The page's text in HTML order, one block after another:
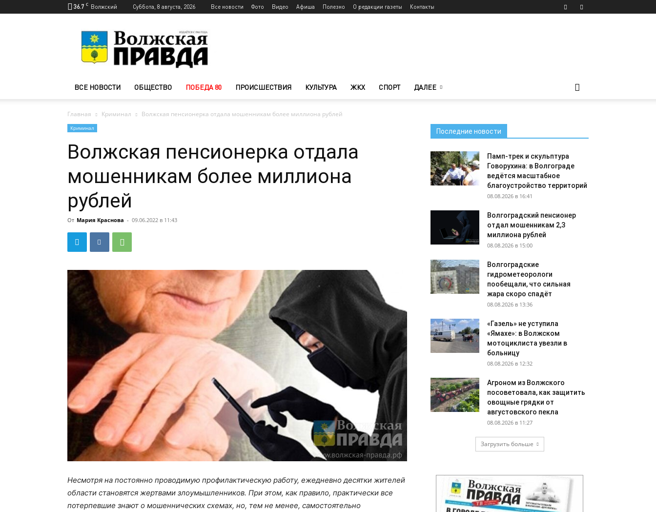
36.7 C Волжский Суббота, 8 августа, 2026 Все новости Фото Видео Афиша Полезно О редакции газеты Контакты
Волжского
—
Волжская
ВСЕ НОВОСТИ ОБЩЕСТВО ПОБЕДА 80 ПРОИСШЕСТВИЯ КУЛЬТУРА ЖКХ СПОРТ ДАЛЕЕ
Главная Криминал Волжская пенсионерка отдала мошенникам более миллиона рублей
Криминал
Волжская пенсионерка отдала
мошенникам более миллиона
рублей
От Мария Краснова - 09.06.2022 в 11:43
Несмотря на постоянно проводимую профилактическую работу, ежедневно десятки жителей
области становятся жертвами злоумышленников. При этом, как правило, практически все
потерпевшие знают о мошеннических схемах, но, тем не менее, самостоятельно
Последние новости
Памп-трек и скульптура
Говорухина: в Волгограде
ведётся масштабное
благоустройство территорий
08.08.2026 в 16:41
Волгоградский пенсионер
отдал мошенникам 2,3
миллиона рублей
08.08.2026 в 15:00
Волгоградские
гидрометеорологи
пообещали, что сильная
жара скоро спадёт
08.08.2026 в 13:36
«Газель» не уступила
«Ямахе»: в Волжском
мотоциклиста увезли в
больницу
08.08.2026 в 12:32
Агроном из Волжского
посоветовала, как защитить
овощные грядки от
августовского пекла
08.08.2026 в 11:27
Загрузить больше